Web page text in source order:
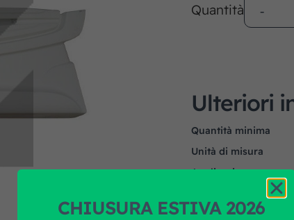
Quantità
Ulteriori
Quantità minima
Unità di misura
Applicazione
CHIUSURA ESTIVA 2026